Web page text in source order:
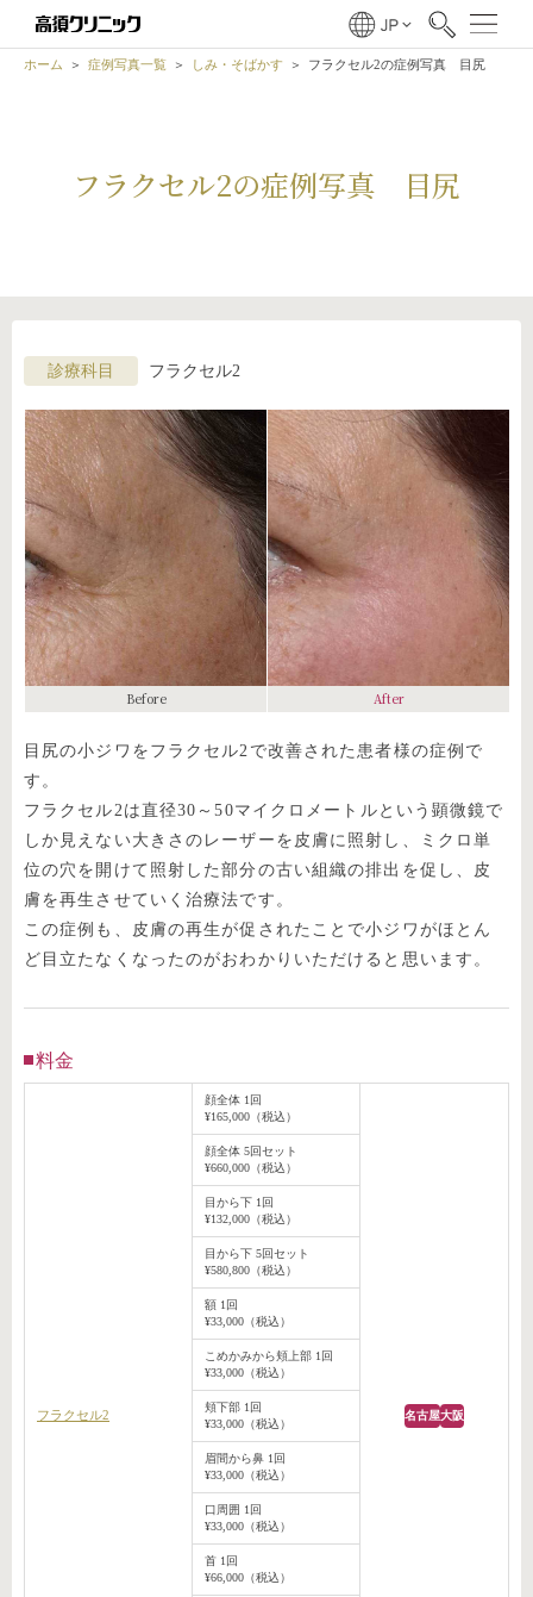
ホーム 症例写真一覧 しみ・そばかす フラクセル2の症例写真 目尻
フラクセル2の症例写真 目尻
診療科目 フラクセル2
Before After
目尻の小ジワをフラクセル2で改善された患者様の症例で
す。
フラクセル2は直径30～50マイクロメートルという顕微鏡で
しか見えない大きさのレーザーを皮膚に照射し、ミクロ単
位の穴を開けて照射した部分の古い組織の排出を促し、皮
膚を再生させていく治療法です。
この症例も、皮膚の再生が促されたことで小ジワがほとん
ど目立たなくなったのがおわかりいただけると思います。
料金
フラクセル2
顔全体 1回
¥165,000（税込）
名古屋大阪
顔全体 5回セット
¥660,000（税込）
目から下 1回
¥132,000（税込）
目から下 5回セット
¥580,800（税込）
額 1回
¥33,000（税込）
こめかみから頬上部 1回
¥33,000（税込）
頬下部 1回
¥33,000（税込）
眉間から鼻 1回
¥33,000（税込）
口周囲 1回
¥33,000（税込）
首 1回
¥66,000（税込）